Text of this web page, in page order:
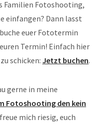
Familien Fotoshooting,
einfangen? Dann lasst
euer Fototermin
Termin! Einfach hier
schicken: Jetzt buchen.
gerne in meine
Fotoshooting den kein
mich riesig, euch